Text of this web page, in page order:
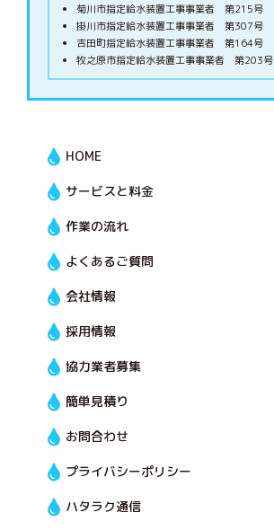
菊川市指定給水装置工事事業者 第215号
掛川市指定給水装置工事事業者 第307号
吉田町指定給水装置工事事業者 第164号
牧之原市指定給水装置工事事業者 第203号
HOME
サービスと料金
作業の流れ
よくあるご質問
会社情報
採用情報
協力業者募集
簡単見積り
お問合わせ
プライバシーポリシー
ハタラク通信